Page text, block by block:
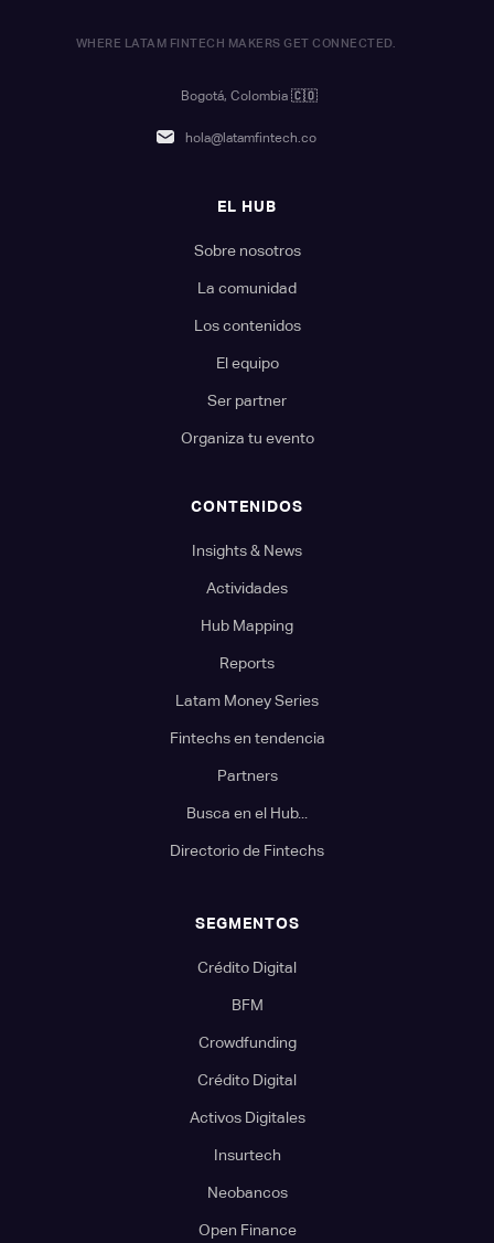
WHERE LATAM FINTECH MAKERS GET CONNECTED.
Bogotá, Colombia 🇨🇴
hola@latamfintech.co
EL HUB
Sobre nosotros
La comunidad
Los contenidos
El equipo
Ser partner
Organiza tu evento
CONTENIDOS
Insights & News
Actividades
Hub Mapping
Reports
Latam Money Series
Fintechs en tendencia
Partners
Busca en el Hub...
Directorio de Fintechs
SEGMENTOS
Crédito Digital
BFM
Crowdfunding
Crédito Digital
Activos Digitales
Insurtech
Neobancos
Open Finance